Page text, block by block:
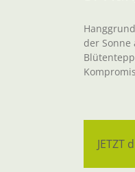
der
JETZT